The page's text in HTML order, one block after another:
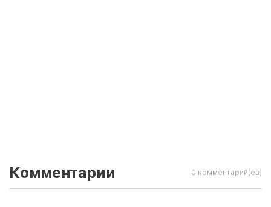
Комментарии 0 комментарий(ев)